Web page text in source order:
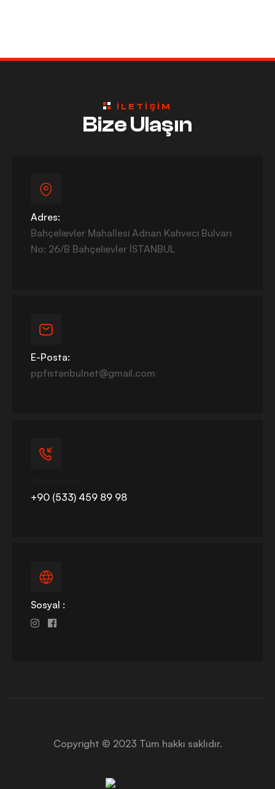
ILETIŞIM
Bize Ulaşın
Adres:
Bahçelievler Mahallesi Adnan Kahveci Bulvarı
No: 26/B Bahçelievler İSTANBUL
E-Posta:
ppfistanbulnet@gmail.com
+90 (533) 459 89 98
Sosyal :
Copyright © 2023 Tüm hakkı saklıdır.